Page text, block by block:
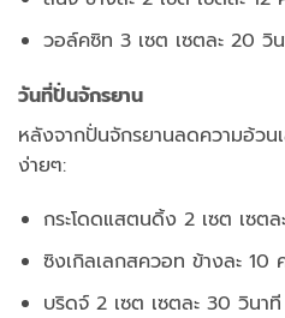
วอล์คซิท 3 เซต เซตละ 20 วิ
วันที่ปั่นจักรยาน
หลังจากปั่นจักรยานลดความอ้วน
ง่ายๆ:
กระโดดแสตนดิ้ง 2 เซต เซต
ซิงเกิลเลกสควอท ข้างละ 10
บริดจ์ 2 เซต เซตละ 30 วินาที